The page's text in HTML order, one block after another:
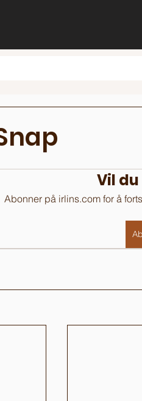
Vil
Abonner på irlins.com for å